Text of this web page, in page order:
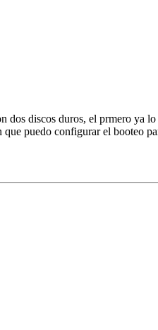
dos discos duros, el prmero
puedo configurar el booteo